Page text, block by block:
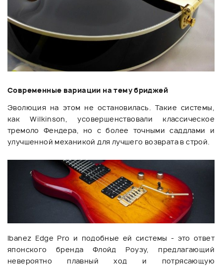
Современные вариации на тему бриджей
Эволюция на этом не остановилась. Такие системы,
как Wilkinson, усовершенствовали классическое
тремоло Фендера, но с более точными саддлами и
улучшенной механикой для лучшего возврата в строй.
Ibanez Edge Pro и подобные ей системы - это ответ
японского бренда Флойд Роузу, предлагающий
невероятно плавный ход и потрясающую